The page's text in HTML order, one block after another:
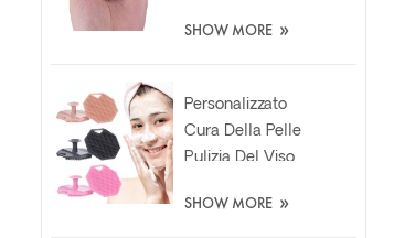
in silicone per la
SHOW MORE »
Personalizzato
Cura Della Pelle
Pulizia Del Viso
Scrubber Pad
SHOW MORE »